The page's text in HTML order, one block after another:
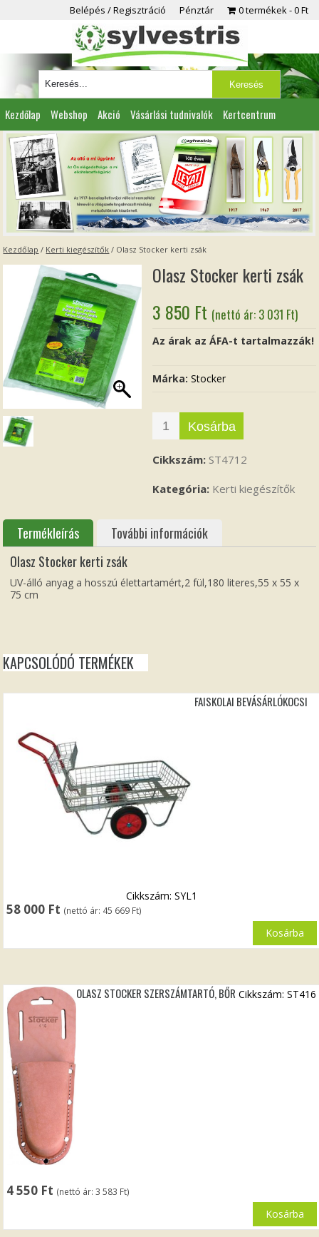
Belépés / Regisztráció Pénztár 0 termékek 0 Ft
Kezdőlap Webshop Akció Vásárlási tudnivalók Kertcentrum
Viszonteladóknak Partnereink Kapcsolat
Kezdőlap / Kerti kiegészítők / Olasz Stocker kerti zsák
Olasz Stocker kerti zsák
3 850 Ft (nettó ár: 3 031 Ft)
Az árak az ÁFA-t tartalmazzák!
Márka:Stocker
Kosárba
Cikkszám: ST4712
Kategória: Kerti kiegészítők
Termékleírás
További információk
Olasz Stocker kerti zsák
UV-álló anyag a hosszú élettartamért,2 fül,180 literes,55 x 55 x
75 cm
KAPCSOLÓDÓ TERMÉKEK
FAISKOLAI BEVÁSÁRLÓKOCSI
58 000 Ft (nettó ár: 45 669 Ft)
Cikkszám: SYL1
Kosárba
OLASZ STOCKER SZERSZÁMTARTÓ, BŐR
4 550 Ft (nettó ár:3 583 Ft)
Cikkszám: ST416
Kosárba